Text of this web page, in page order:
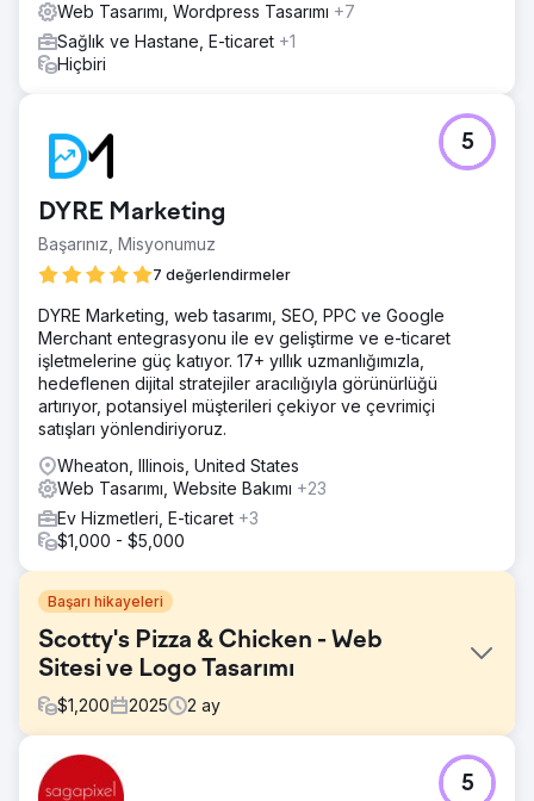
Web Tasarımı, Wordpress Tasarımı +7
Sağlık ve Hastane, E-ticaret +1
Hiçbiri
DYRE Marketing
Başarınız, Misyonumuz
7 değerlendirmeler
5
DYRE Marketing, web tasarımı, SEO, PPC ve Google
Merchant entegrasyonu ile ev geliştirme ve e-ticaret
işletmelerine güç katıyor. 17+ yıllık uzmanlığımızla,
hedeflenen dijital stratejiler aracılığıyla görünürlüğü
artırıyor, potansiyel müşterileri çekiyor ve çevrimiçi
satışları yönlendiriyoruz.
Wheaton, Illinois, United States
Web Tasarımı, Website Bakımı +23
Ev Hizmetleri, E-ticaret +3
$1,000 - $5,000
Başarı hikayeleri
Scotty's Pizza & Chicken - Web
Sitesi ve Logo Tasarımı
$1,200 2025 2 ay
Meydan Okuma
Müşterim, üçüncü bir tasarım yapmamı ve bunu çok
5